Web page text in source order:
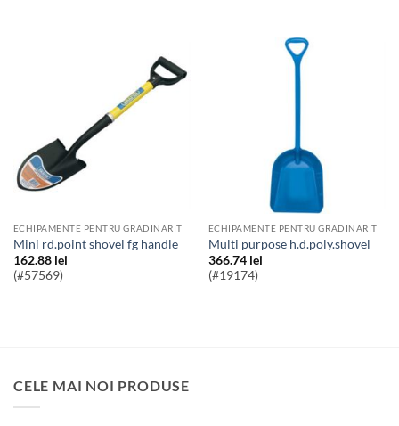
ECHIPAMENTE PENTRU GRADINARIT
mini rd.point shovel fg handle
162.88 lei
(#57569)
ECHIPAMENTE PENTRU GRADINARIT
multi purpose h.d.poly.shovel
366.74 lei
(#19174)
CELE MAI NOI PRODUSE